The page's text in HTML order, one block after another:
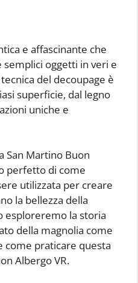
e affascinante che
oggetti in veri e
del decoupage è
superficie, dal legno
uniche e
San Martino Buon
perfetto di come
utilizzata per creare
la bellezza della
esploreremo la storia
della magnolia come
come praticare questa
Albergo VR.